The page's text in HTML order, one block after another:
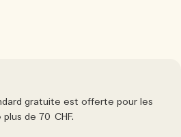
gratuite est offerte pour les
de 70 CHF.